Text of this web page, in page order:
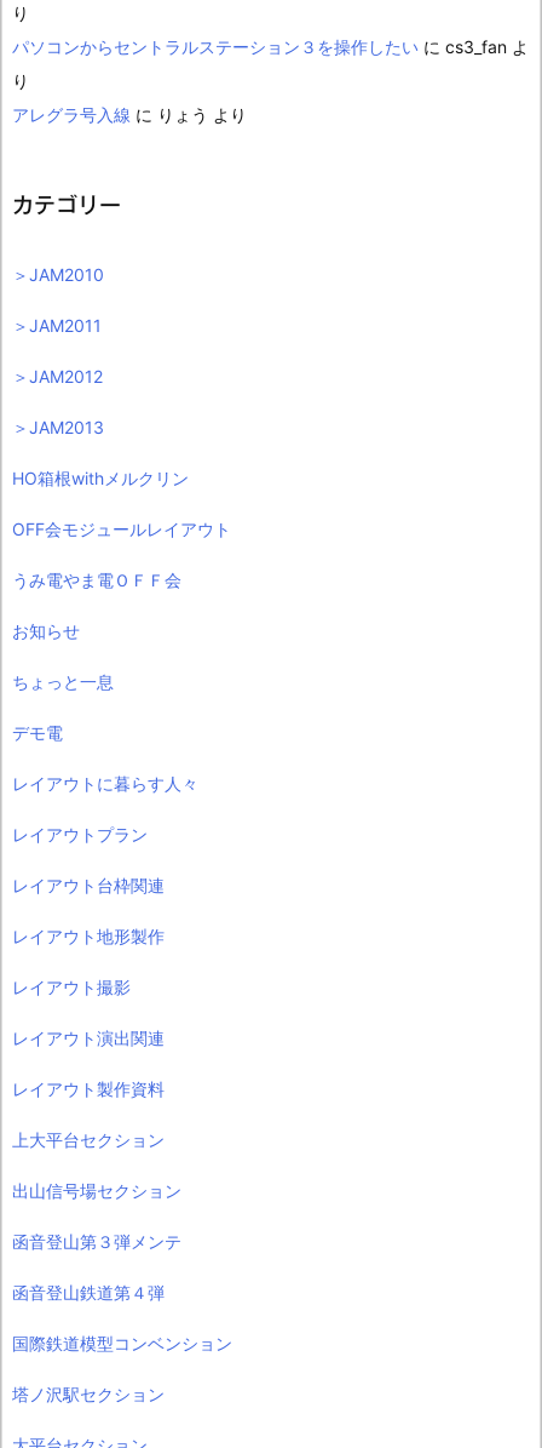
り
パソコンからセントラルステーション３を操作したい に cs3_fan よ
り
アレグラ号入線 に りょう より
カテゴリー
＞JAM2010
＞JAM2011
＞JAM2012
＞JAM2013
HO箱根withメルクリン
OFF会モジュールレイアウト
うみ電やま電ＯＦＦ会
お知らせ
ちょっと一息
デモ電
レイアウトに暮らす人々
レイアウトプラン
レイアウト台枠関連
レイアウト地形製作
レイアウト撮影
レイアウト演出関連
レイアウト製作資料
上大平台セクション
出山信号場セクション
函音登山第３弾メンテ
函音登山鉄道第４弾
国際鉄道模型コンベンション
塔ノ沢駅セクション